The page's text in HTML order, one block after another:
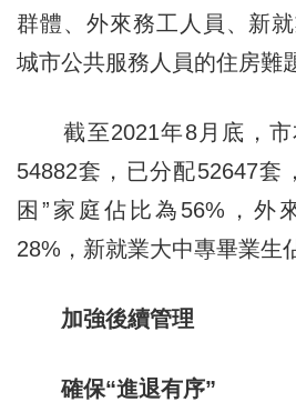
群體、外來務工人員、新
城市公共服務人員的住房難
截至2021年8月底，市
54882套，已分配52647套
困”家庭佔比為56%，外
28%，新就業大中專畢業生
加強後續管理
確保“進退有序”